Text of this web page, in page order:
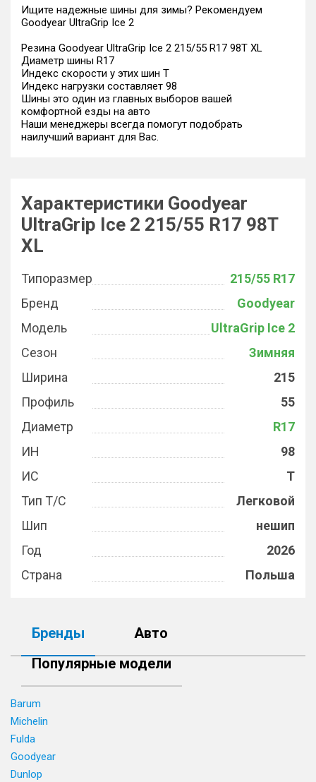
Ищите надежные шины для зимы? Рекомендуем
Goodyear UltraGrip Ice 2
Резина Goodyear UltraGrip Ice 2 215/55 R17 98T XL
Диаметр шины R17
Индекс скорости у этих шин T
Индекс нагрузки составляет 98
Шины это один из главных выборов вашей
комфортной езды на авто
Наши менеджеры всегда помогут подобрать
наилучший вариант для Вас.
Характеристики Goodyear
UltraGrip Ice 2 215/55 R17 98T
XL
Типоразмер
215/55 R17
Бренд
Goodyear
Модель
UltraGrip Ice 2
Сезон
Зимняя
Ширина
215
Профиль
55
Диаметр
R17
ИН
98
ИС
T
Тип Т/С
Легковой
Шип
нешип
Год
2026
Страна
Польша
Бренды
Авто
Популярные модели
Barum
Michelin
Fulda
Goodyear
Dunlop